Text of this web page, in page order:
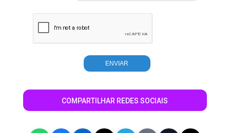
COMPARTILHAR REDES SOCIAIS